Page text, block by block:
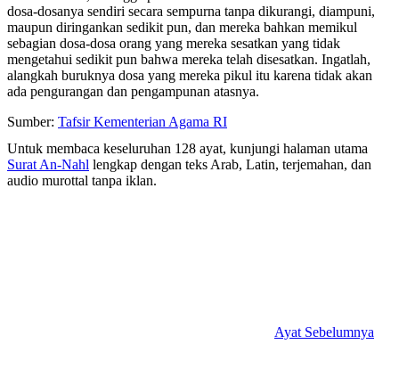
dosa-dosanya sendiri secara sempurna tanpa dikurangi, diampuni,
maupun diringankan sedikit pun, dan mereka bahkan memikul
sebagian dosa-dosa orang yang mereka sesatkan yang tidak
mengetahui sedikit pun bahwa mereka telah disesatkan. Ingatlah,
alangkah buruknya dosa yang mereka pikul itu karena tidak akan
ada pengurangan dan pengampunan atasnya.
Sumber: Tafsir Kementerian Agama RI
Untuk membaca keseluruhan 128 ayat, kunjungi halaman utama
Surat An-Nahl lengkap dengan teks Arab, Latin, terjemahan, dan
audio murottal tanpa iklan.
Ayat Sebelumnya